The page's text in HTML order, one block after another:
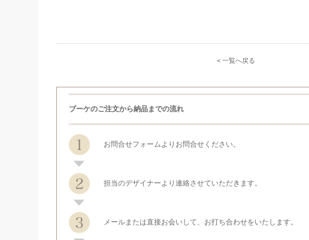
< 一覧へ戻る
ブーケのご注文から納品までの流れ
お問合せフォームよりお問合せください。
担当のデザイナーより連絡させていただきます。
メールまたは直接お会いして、お打ち合わせをいたします。